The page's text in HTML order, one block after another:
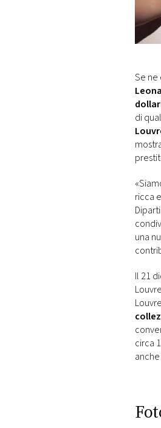
DI
Se ne
di
ricca
una
Il 21
circa